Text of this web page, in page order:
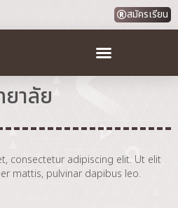
สมัครเรียน
าลัย
consectetur adipiscing elit. Ut elit
mattis, pulvinar dapibus leo.